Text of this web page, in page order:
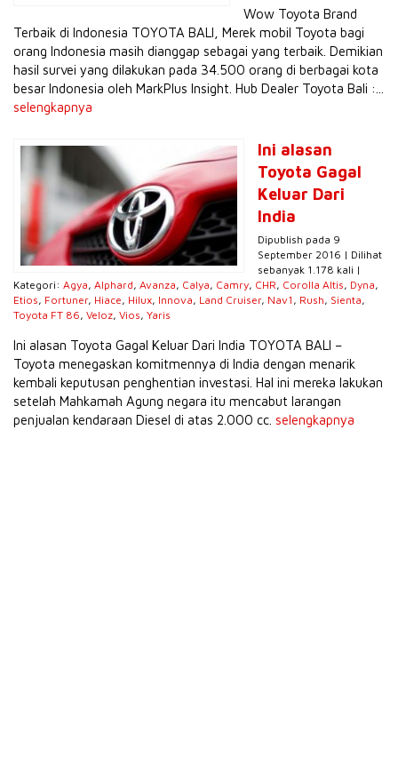
Wow Toyota Brand
Terbaik di Indonesia TOYOTA BALI, Merek mobil Toyota bagi
orang Indonesia masih dianggap sebagai yang terbaik. Demikian
hasil survei yang dilakukan pada 34.500 orang di berbagai kota
besar Indonesia oleh MarkPlus Insight. Hub Dealer Toyota Bali :...
selengkapnya
Ini alasan
Toyota Gagal
Keluar Dari
India
Dipublish pada 9
September 2016 | Dilihat
sebanyak 1.178 kali |
Kategori: Agya, Alphard, Avanza, Calya, Camry, CHR, Corolla Altis, Dyna,
Etios, Fortuner, Hiace, Hilux, Innova, Land Cruiser, Nav1 , Rush, Sienta,
Toyota FT 86, Veloz, Vios, Yaris
Ini alasan Toyota Gagal Keluar Dari India TOYOTA BALI –
Toyota menegaskan komitmennya di India dengan menarik
kembali keputusan penghentian investasi. Hal ini mereka lakukan
setelah Mahkamah Agung negara itu mencabut larangan
penjualan kendaraan Diesel di atas 2.000 cc. selengkapnya